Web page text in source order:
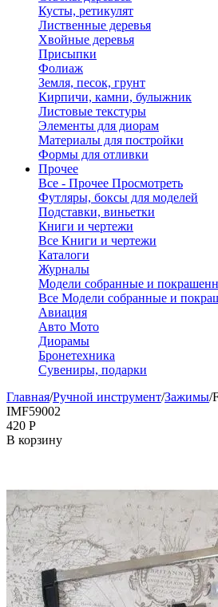
Кусты, ретикулят
Лиственные деревья
Хвойные деревья
Присыпки
Фолиаж
Земля, песок, грунт
Кирпичи, камни, булыжник
Листовые текстуры
Элементы для диорам
Материалы для постройки
Формы для отливки
Прочее
Все - Прочее Просмотреть
Футляры, боксы для моделей
Подставки, виньетки
Книги и чертежи
Все Книги и чертежи
Каталоги
Журналы
Модели собранные и
Все Модели собранные и
Авиация
Авто Мото
Диорамы
Бронетехника
Сувениры, подарки
Главная/Ручной инструмент/Зажимы/
IMF59002
‍420‍ Р
В корзину